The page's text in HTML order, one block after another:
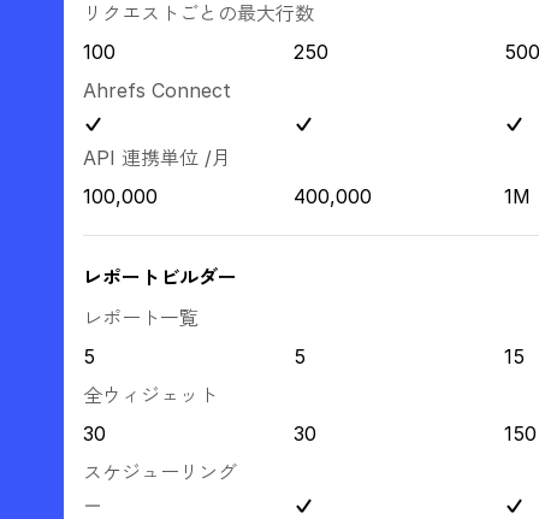
リクエストごとの最大行数
100
250
500
Ahrefs Connect
API 連携単位 /月
100,000
400,000 1M
レポートビルダー
レポート一覧
5
5
15
全ウィジェット
30
30
150
スケジューリング